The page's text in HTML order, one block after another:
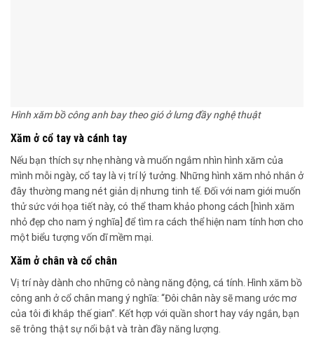
Hình xăm bồ công anh bay theo gió ở lưng đầy nghệ thuật
Xăm ở cổ tay và cánh tay
Nếu bạn thích sự nhẹ nhàng và muốn ngắm nhìn hình xăm của
mình mỗi ngày, cổ tay là vị trí lý tưởng. Những hình xăm nhỏ nhắn ở
đây thường mang nét giản dị nhưng tinh tế. Đối với nam giới muốn
thử sức với họa tiết này, có thể tham khảo phong cách [hình xăm
nhỏ đẹp cho nam ý nghĩa] để tìm ra cách thể hiện nam tính hơn cho
một biểu tượng vốn dĩ mềm mại.
Xăm ở chân và cổ chân
Vị trí này dành cho những cô nàng năng động, cá tính. Hình xăm bồ
công anh ở cổ chân mang ý nghĩa: “Đôi chân này sẽ mang ước mơ
của tôi đi khắp thế gian”. Kết hợp với quần short hay váy ngắn, bạn
sẽ trông thật sự nổi bật và tràn đầy năng lượng.